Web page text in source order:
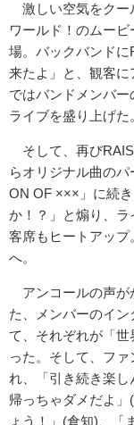
激しい空気をクー
ワールド！のムー
場。バックバンドに
来たよ」と、観客に
ではバンドメンバ
ライブを盛り上げた
そして、再び
らオリジナル曲の
ON OF ×××」に続
か！？」と煽り、
客席もヒートアップ
へ。
アンコールの声が
た、メンバーのイ
て、それぞれが「
った。そして、フ
れ、「引き続き楽
帰っちゃダメだよ
ょう！」(倉知)、「